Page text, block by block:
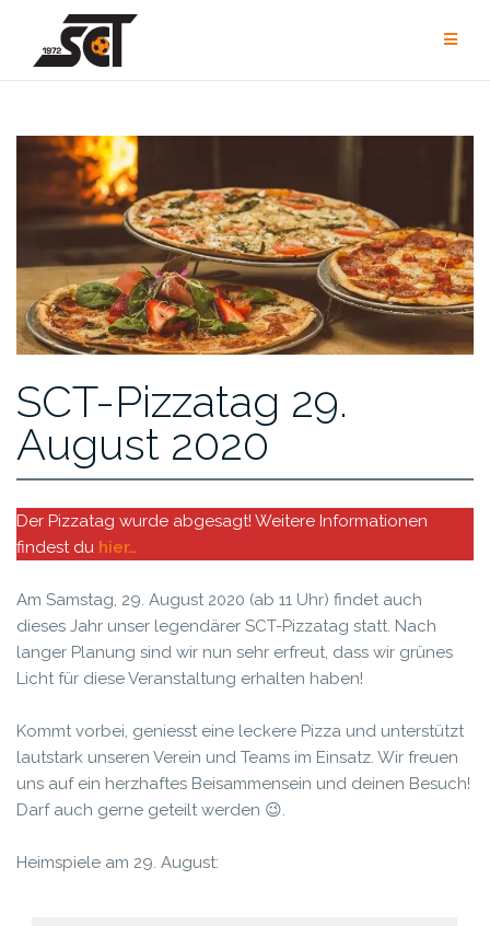
springen
SCT-Pizzatag 29.
August 2020
Der Pizzatag wurde abgesagt! Weitere Informationen
findest du hier…
Am Samstag, 29. August 2020 (ab 11 Uhr) findet auch
dieses Jahr unser legendärer SCT-Pizzatag statt. Nach
langer Planung sind wir nun sehr erfreut, dass wir grünes
Licht für diese Veranstaltung erhalten haben!
Kommt vorbei, geniesst eine leckere Pizza und unterstützt
lautstark unseren Verein und Teams im Einsatz. Wir freuen
uns auf ein herzhaftes Beisammensein und deinen Besuch!
Darf auch gerne geteilt werden 😉.
Heimspiele am 29. August: